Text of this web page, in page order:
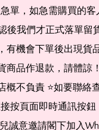
單，如急需購買的
後我們才正式落單留
有機會下單後出現貨
商品作退款，請體諒
概不負責 ⭐️如要聯絡
接按頁面即時通訊按
誠意邀請閣下加入